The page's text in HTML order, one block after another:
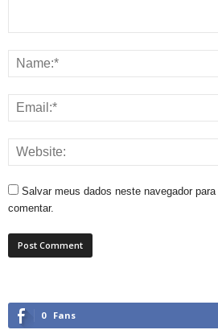
Salvar meus dados neste navegador
comentar.
0 Fans